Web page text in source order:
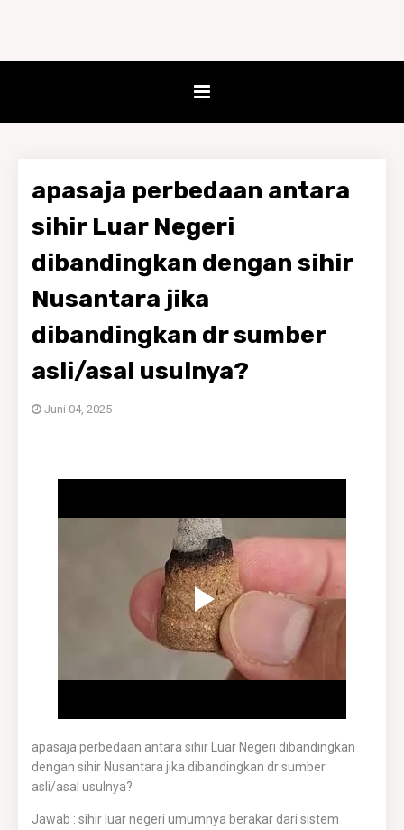
apasaja perbedaan antara
sihir Luar Negeri
dibandingkan dengan sihir
Nusantara jika
dibandingkan dr sumber
asli/asal usulnya?
Juni 04, 2025
apasaja perbedaan antara sihir Luar Negeri dibandingkan
dengan sihir Nusantara jika dibandingkan dr sumber
asli/asal usulnya?
Jawab : sihir luar negeri umumnya berakar dari sistem